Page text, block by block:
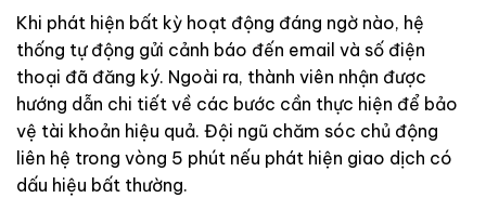
Khi phát hiện bất kỳ hoạt động đáng ngờ nào, hệ
thống tự động gửi cảnh báo đến email và số điện
thoại đã đăng ký. Ngoài ra, thành viên nhận được
hướng dẫn chi tiết về các bước cần thực hiện để bảo
vệ tài khoản hiệu quả. Đội ngũ chăm sóc chủ động
liên hệ trong vòng 5 phút nếu phát hiện giao dịch có
dấu hiệu bất thường.